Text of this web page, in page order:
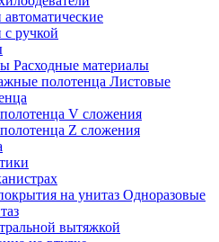
автоматические
с ручкой
Расходные материалы
Листовые
V сложения
Z сложения
Одноразовые
вытяжкой